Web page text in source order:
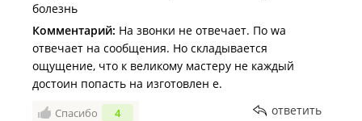
болезнь
Комментарий: На звонки не отвечает. По wa
отвечает на сообщения. Но складывается
ощущение, что к великому мастеру не каждый
достоин попасть на изготовлен е.
Спасибо 4 ответить